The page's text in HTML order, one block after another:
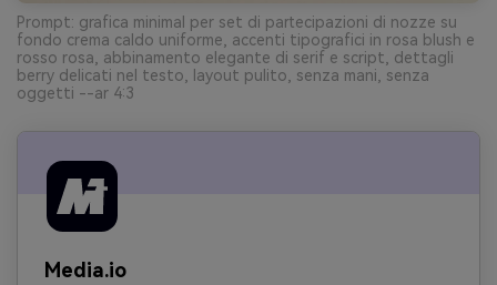
Prompt: grafica minimal per set di partecipazioni di nozze su
fondo crema caldo uniforme, accenti tipografici in rosa blush e
rosso rosa, abbinamento elegante di serif e script, dettagli
berry delicati nel testo, layout pulito, senza mani, senza
oggetti --ar 4:3
Media.io